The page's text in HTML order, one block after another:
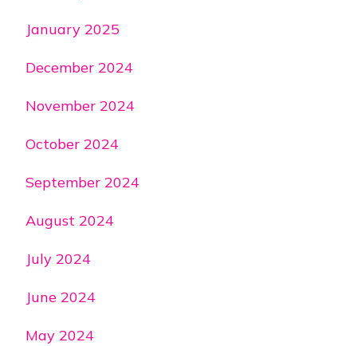
January 2025
December 2024
November 2024
October 2024
September 2024
August 2024
July 2024
June 2024
May 2024